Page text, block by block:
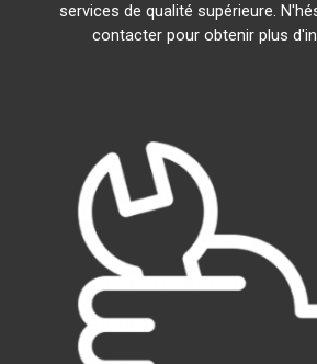
services de qualité supérieure.
contacter pour obtenir plus